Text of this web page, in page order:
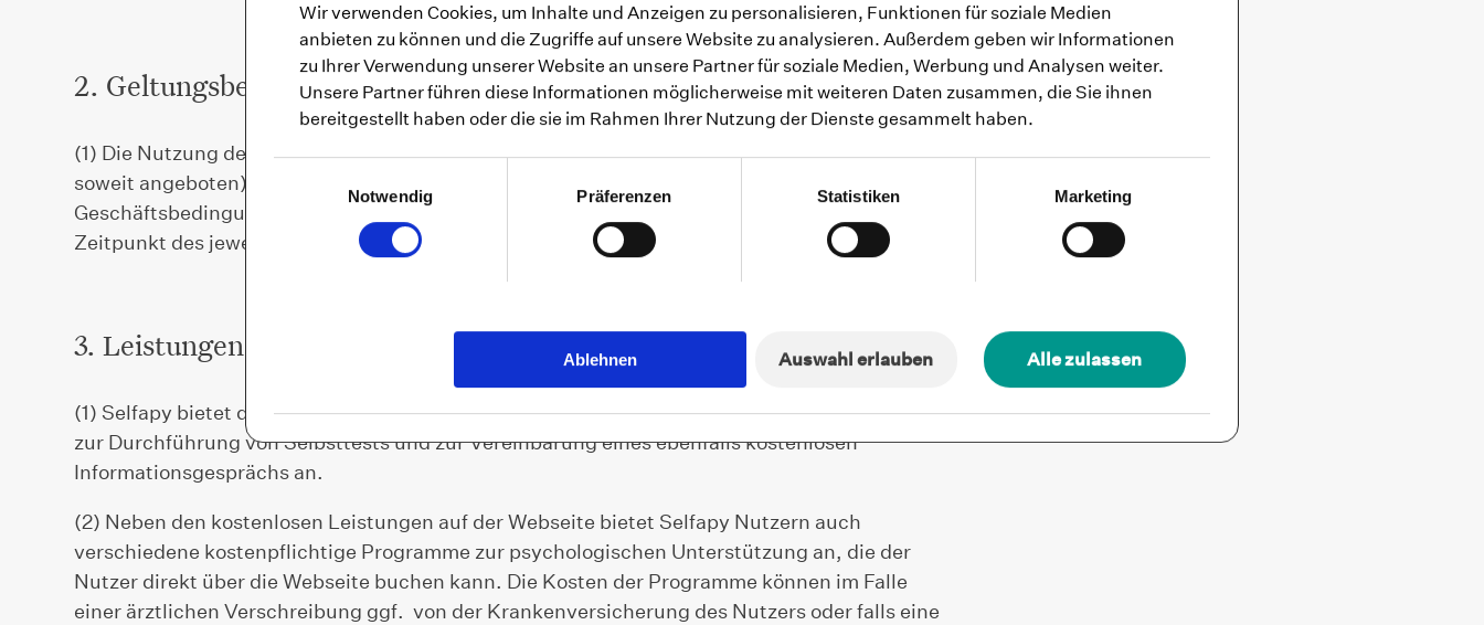
Wir verwenden Cookies, um Inhalte und Anzeigen zu personalisieren, Funktionen für soziale Medien
anbieten zu können und die Zugriffe auf unsere Website zu analysieren. Außerdem geben wir Informationen
zu Ihrer Verwendung unserer Website an unsere Partner für soziale Medien, Werbung und Analysen weiter.
Unsere Partner führen diese Informationen möglicherweise mit weiteren Daten zusammen, die Sie ihnen
bereitgestellt haben oder die sie im Rahmen Ihrer Nutzung der Dienste gesammelt haben.
Notwendig
Präferenzen Statistiken Marketing
Ablehnen Auswahl erlauben Alle zulassen
2. Geltungsbereich
(1) Die Nutzung der auf der Webseite (und ggfs. über unsere mobilen und Desktop-Apps,
soweit angeboten) angebotenen Leistungen richtet sich nach den vorliegenden Allgemeinen
Geschäftsbedingungen (nachfolgend auch „AGB“ genannt). Diese AGB gelten in ihrer zum
Zeitpunkt des jeweiligen Vertragsabschlusses gültigen Fassung.
3. Leistungen von Selfapy
(1) Selfapy bietet dem Besucher der Webseite kostenlos Informationen sowie die Möglichkeit
zur Durchführung von Selbsttests und zur Vereinbarung eines ebenfalls kostenlosen
Informationsgesprächs an.
(2) Neben den kostenlosen Leistungen auf der Webseite bietet Selfapy Nutzern auch
verschiedene kostenpflichtige Programme zur psychologischen Unterstützung an, die der
Nutzer direkt über die Webseite buchen kann. Die Kosten der Programme können im Falle
einer ärztlichen Verschreibung ggf. von der Krankenversicherung des Nutzers oder falls eine